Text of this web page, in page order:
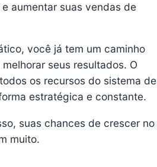
aumentar suas vendas de
você já tem um caminho
seus resultados. O
os recursos do sistema de
estratégica e constante.
suas chances de crescer no
muito.